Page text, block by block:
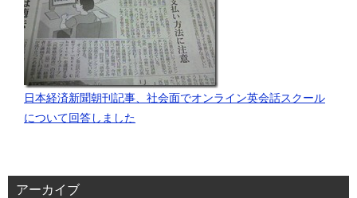
日本経済新聞朝刊記事、社会面でオンライン英会話スクール
について回答しました
アーカイブ